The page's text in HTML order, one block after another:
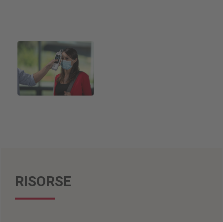
RISORSE